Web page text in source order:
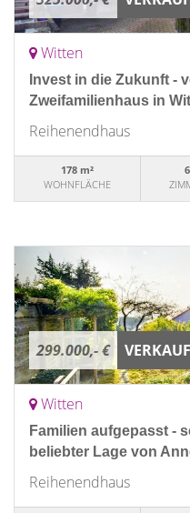
Witten
Invest in die Zukunft -
Zweifamilienhaus in
Reihenendhaus
178 m²
WOHNFLÄCHE
6
299.000,- €
Witten
Familien aufgepasst -
beliebter Lage von
Reihenendhaus